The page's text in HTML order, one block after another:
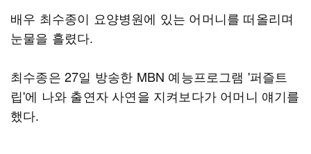
배우 최수종이 요양병원에 있는 어머니를 떠올리며
눈물을 흘렸다.
최수종은 27일 방송한 MBN 예능프로그램 '퍼즐트
립'에 나와 출연자 사연을 지켜보다가 어머니 얘기를
했다.